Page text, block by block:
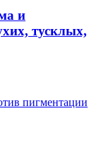
и
тусклых,